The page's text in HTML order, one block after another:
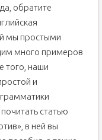
обратите
мы простыми
много примеров
того, наши
и
статью
в ней вы